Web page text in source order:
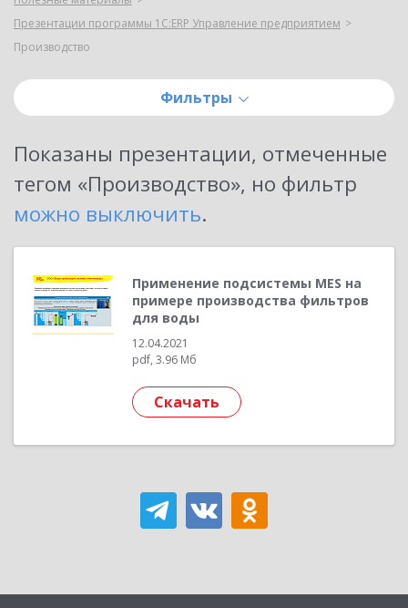
Презентации программы 1С:ERP Управление предприятием
Производство
Фильтры
Показаны презентации, отмеченные
тегом «Производство», но фильтр
можно выключить.
Применение подсистемы MES на
примере производства фильтров
для воды
12.04.2021
pdf, 3.96 Мб
Скачать